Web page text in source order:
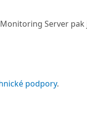
Server
podpory.